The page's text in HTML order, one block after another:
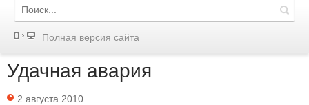
Полная версия сайта
Удачная авария
2 августа 2010